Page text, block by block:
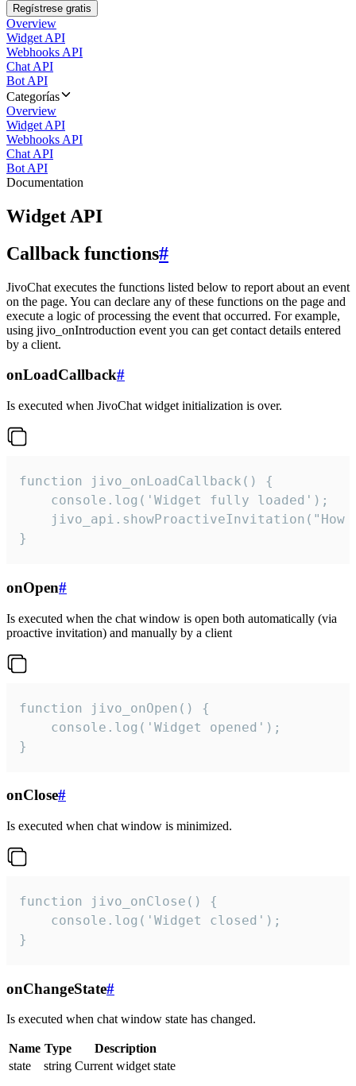
Regístrese gratis
Overview
Widget API
Webhooks API
Chat API
Bot API
Categorías
Overview
Widget API
Webhooks API
Chat API
Bot API
Documentation
Widget API
Callback functions#
JivoChat executes the functions listed below to report about an event
on the page. You can declare any of these functions on the page and
execute a logic of processing the event that occurred. For example,
using jivo_onIntroduction event you can get contact details entered
by a client.
onLoadCallback#
Is executed when JivoChat widget initialization is over.
function jivo_onLoadCallback() {
    console.log('Widget fully loaded');
jivo_api.showProactiveInvitation("How
}
onOpen#
Is executed when the chat window is open both automatically (via
proactive invitation) and manually by a client
function jivo_onOpen() {
    console.log('Widget opened');
}
onClose#
Is executed when chat window is minimized.
function jivo_onClose() {
    console.log('Widget closed');
}
onChangeState#
Is executed when chat window state has changed.
Name Type
Description
state
string Current widget state